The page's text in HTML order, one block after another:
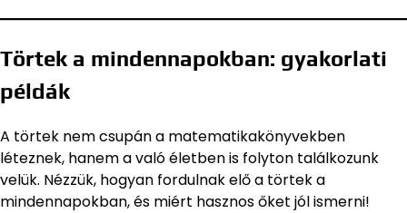
Törtek a mindennapokban: gyakorlati
példák
A törtek nem csupán a matematikakönyvekben
léteznek, hanem a való életben is folyton találkozunk
velük. Nézzük, hogyan fordulnak elő a törtek a
mindennapokban, és miért hasznos őket jól ismerni!